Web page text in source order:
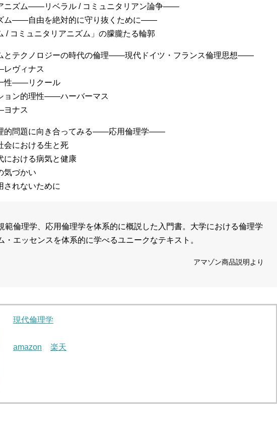
ニズム――リベラル / コミュニタリアン論争――
ム――自由を絶対的に守り抜くために――
コミュニタリアニズム」の朦朧たる輪郭
テクノロジーの時代の倫理――現代ドイツ・フランス倫理思想――
ヴィナス
性――リクール
ン的理性――ハーバーマス
ナス
的問題に向き合ってみる――応用倫理学――
における生と死
おける病気と健康
づかい
れないために
範倫理学、応用倫理学を体系的に概説した入門書。大学における倫理学
・エッセンスを体系的に学べるユニークなテキスト。
アマゾン商品説明より
現代倫理学
amazon 楽天